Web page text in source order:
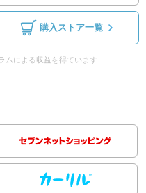
購入ストア一覧
ムによる収益を得ています